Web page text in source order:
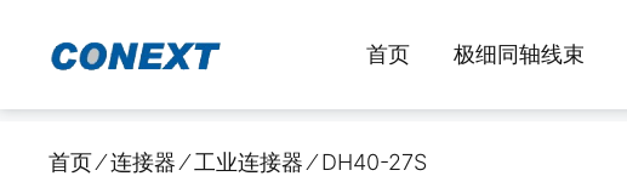
容
首页 极细同轴线束
首页⁄连接器⁄工业连接器⁄DH40-27S